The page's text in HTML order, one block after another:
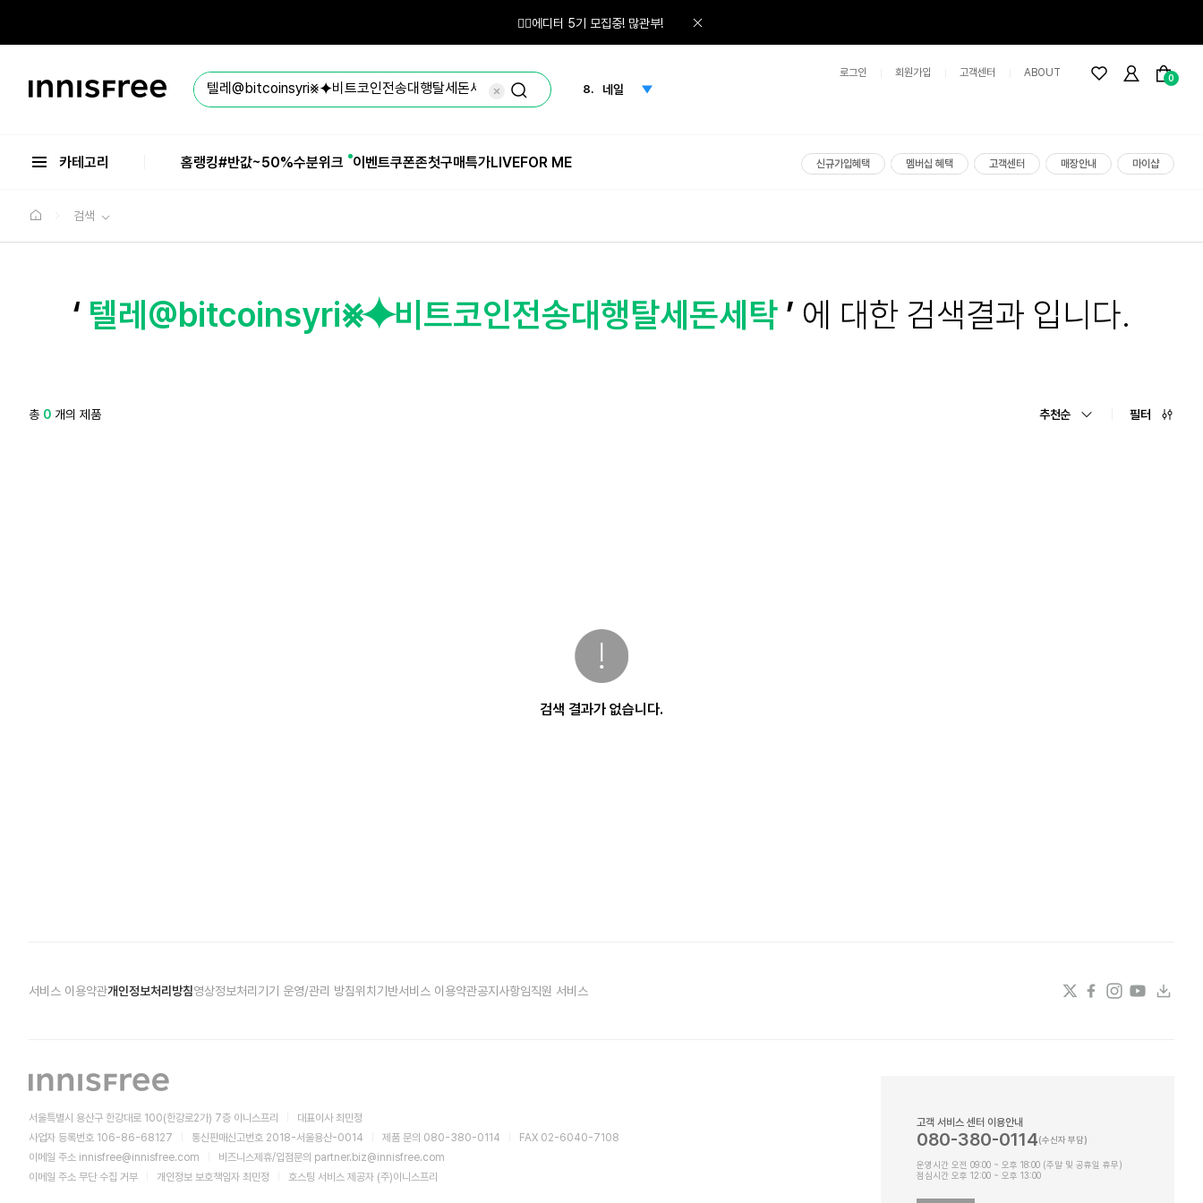
으
🙋‍♀️에디터 5기 모집중! 많관부!
이
6. 스킨
8. 네일
로그인 회원가입 고객센터 ABOUT 0
카테고리 홈랭킹#반값~50%수분위크 이벤트쿠폰존첫구매특가LIVEFOR ME 신규가입혜택 멤버십 혜택 고객센터 매장안내 마이샵
검색
‘ 텔레@bitcoinsyri⨳⯌비트코인전송대행탈세돈세탁 ’ 에 대한 검색결과 입니다.
총 0 개의 제품 추천순 필터
검색 결과가 없습니다.
서울특별시 용산구 한강대로 100(한강로2가) 7층 이니스프리
대표이사 최민정
사업자 등록번호 106-86-68127
통신판매신고번호 2018-서울용산-0014 제품 문의 080-380-0114
FAX 02-6040-7108
이메일 주소 innisfree@innisfree.com 비즈니스제휴/입점문의 partner.biz@innisfree.com
이메일 주소 무단 수집 거부
개인정보 보호책임자 최민정 호스팅 서비스 제공자 (주)이니스프리
고객 서비스 센터 이용안내
080-380-0114
운영시간 오전 09:00 ~ 오후 18:00 (주말 및 공휴일 휴무)
점심시간 오후 12:00 ~ 오후 13:00
서비스 이용약관개인정보처리방침영상정보처리기기 운영/관리 방침위치기반서비스 이용약관공지사항임직원 서비스